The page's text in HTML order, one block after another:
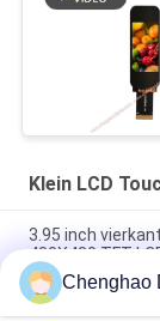
Klein LCD
3.95 inch
480X480 TFT
3 inch kleuren
Chenghao